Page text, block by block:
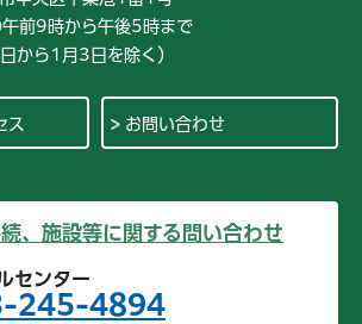
前9時から午後5時まで
から1月3日を除く）
ス お問い合わせ
、施設等に関する問い合わせ
センター
245-4894